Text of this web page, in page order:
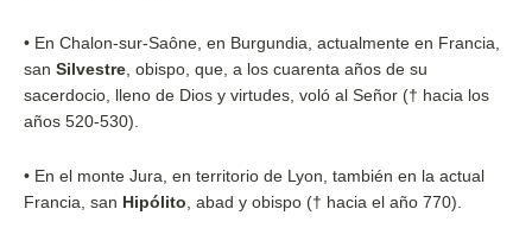
• En Chalon-sur-Saône, en Burgundia, actualmente en Francia,
san Silvestre, obispo, que, a los cuarenta años de su
sacerdocio, lleno de Dios y virtudes, voló al Señor († hacia los
años 520-530).
• En el monte Jura, en territorio de Lyon, también en la actual
Francia, san Hipólito, abad y obispo († hacia el año 770).